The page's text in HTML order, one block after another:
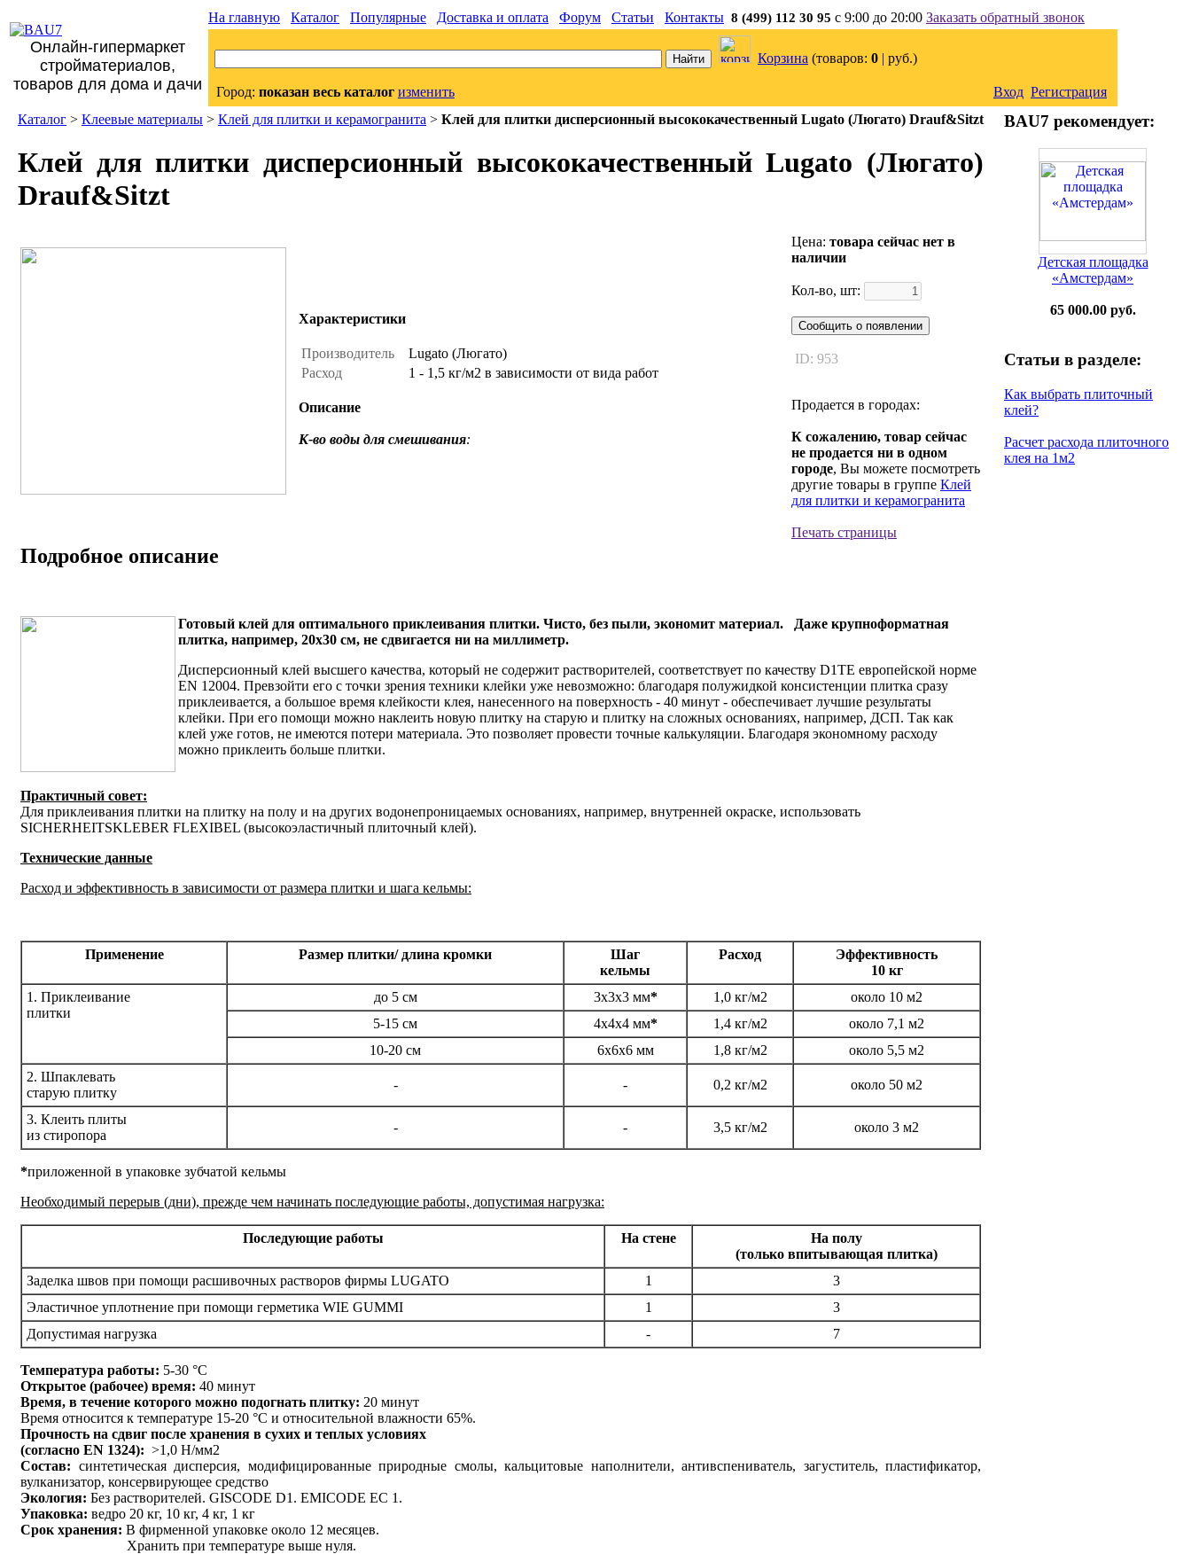
Онлайн-гипермаркет
стройматериалов,
товаров для дома и дачи
На главную Каталог Популярные Доставка и оплата Форум Статьи Контакты 8 (499) 112 30 95 с 9:00 до 20:00 Заказать обратный звонок
Корзина (товаров: 0 | руб.)
Город: показан весь каталог изменить Вход Регистрация
Каталог > Клеевые материалы > Клей для плитки и керамогранита > Клей для плитки дисперсионный высококачественный Lugato (Люгато) Drauf&Sitzt
Клей для плитки дисперсионный высококачественный Lugato (Люгато)
Drauf&Sitzt
Характеристики
Производитель
Lugato (Люгато)
Расход
1 - 1,5 кг/м2 в зависимости от вида работ
Описание
К-во воды для смешивания:
Цена: товара сейчас нет в
наличии
Кол-во, шт:
Сообщить о появлении
ID: 953
Продается в городах:
К сожалению, товар сейчас
не продается ни в одном
городе, Вы можете посмотреть
другие товары в группе Клей
для плитки и керамогранита
Печать страницы
Подробное описание
Готовый клей для оптимального приклеивания плитки. Чисто, без пыли, экономит материал.
Даже крупноформатная
плитка, например, 20x30 см, не сдвигается ни на миллиметр.
Дисперсионный клей высшего качества, который не содержит растворителей, соответствует по качеству D1TE европейской норме
EN 12004. Превзойти его с точки зрения техники клейки уже невозможно: благодаря полужидкой консистенции плитка сразу
приклеивается, а большое время клейкости клея, нанесенного на поверхность - 40 минут - обеспечивает лучшие результаты
клейки. При его помощи можно наклеить новую плитку на старую и плитку на сложных основаниях, например, ДСП. Так как
клей уже готов, не имеются потери материала. Это позволяет провести точные калькуляции. Благодаря экономному расходу
можно приклеить больше плитки.
Практичный совет:
Для приклеивания плитки на плитку на полу и на других водонепроницаемых основаниях, например, внутренней окраске, использовать
SICHERHEITSKLEBER FLEXIBEL (высокоэластичный плиточный клей).
Технические данные
Расход и эффективность в зависимости от размера плитки и шага кельмы:
Применение Размер плитки/ длина кромки
Шаг
кельмы
Расход
Эффективность
10 кг
1. Приклеивание
плитки
до 5 см 3x3x3 мм* 1,0 кг/м2
около 10 м2
5-15 см
4x4x4 мм* 1,4 кг/м2
около 7,1 м2
10-20 см
6x6x6 мм 1,8 кг/м2
около 5,5 м2
2. Шпаклевать
старую плитку
- - 0,2 кг/м2 около 50 м2
3. Клеить плиты
из стиропора
- - 3,5 кг/м2 около 3 м2
*приложенной в упаковке зубчатой кельмы
Необходимый перерыв (дни), прежде чем начинать последующие работы, допустимая нагрузка:
Последующие работы На стене
На полу
(только впитывающая плитка)
Заделка швов при помощи расшивочных растворов фирмы LUGATO
1
3
Эластичное уплотнение при помощи герметика WIE GUMMI
1
3
Допустимая нагрузка
- 7
Температура работы: 5-30 °C
Открытое (рабочее) время: 40 минут
Время, в течение которого можно подогнать плитку: 20 минут
Время относится к температуре 15-20 °С и относительной влажности 65%.
Прочность на сдвиг после хранения в сухих и теплых условиях
(согласно EN 1324): >1,0 Н/мм2
Состав: синтетическая дисперсия, модифицированные природные смолы, кальцитовые наполнители, антивспениватель, загуститель, пластификатор,
вулканизатор, консервирующее средство
Экология: Без растворителей. GISCODE D1. EMICODE EC 1.
Упаковка: ведро 20 кг, 10 кг, 4 кг, 1 кг
Срок хранения: В фирменной упаковке около 12 месяцев.
Хранить при температуре выше нуля.
BAU7 рекомендует:
Детская площадка
«Амстердам»
65 000.00 руб.
Статьи в разделе:
Как выбрать плиточный
клей?
Расчет расхода плиточного
клея на 1м2